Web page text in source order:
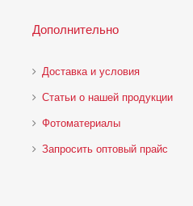
Дополнительно
Доставка и условия
Статьи о нашей продукции
Фотоматериалы
Запросить оптовый прайс